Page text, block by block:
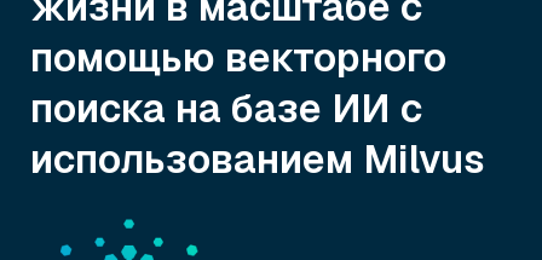
помощью векторного
поиска на базе ИИ с
использованием Milvus